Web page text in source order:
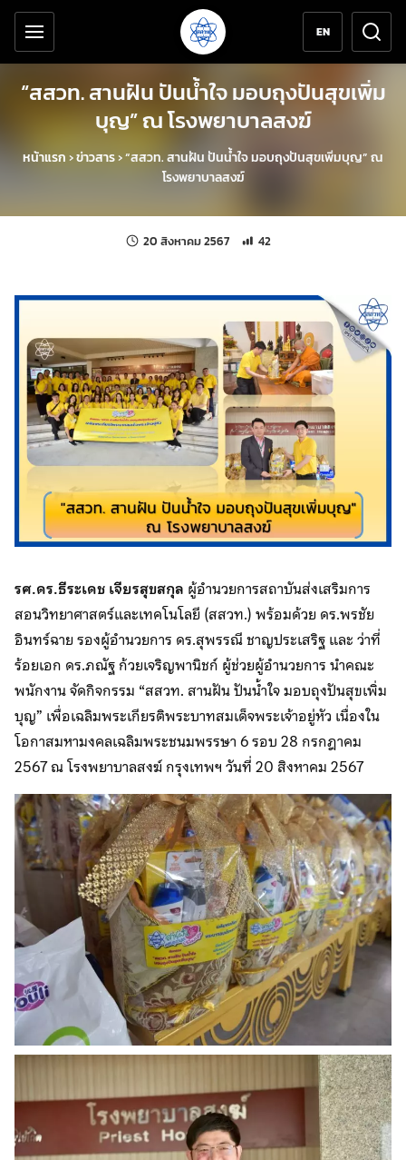
ข้ามไปยังเนื้อหาหลัก
เครื่องมือช่วยเหลือ
EN
“สสวท. สานฝัน ปันน้ำใจ มอบถุงปันสุขเพิ่ม
บุญ” ณ โรงพยาบาลสงฆ์
หน้าแรก›ข่าวสาร›“สสวท. สานฝัน ปันน้ำใจ มอบถุงปันสุขเพิ่มบุญ” ณ
โรงพยาบาลสงฆ์
20 สิงหาคม 2567 แก้ไขล่าสุดเมื่อ:
จำนวนการเข้าชม 42 ครั้ง
42
รศ.ดร.ธีระเดช เจียรสุขสกุล ผู้อำนวยการสถาบันส่งเสริมการ
สอนวิทยาศาสตร์และเทคโนโลยี (สสวท.) พร้อมด้วย ดร.พรชัย
อินทร์ฉาย รองผู้อำนวยการ ดร.สุพรรณี ชาญประเสริฐ และ ว่าที่
ร้อยเอก ดร.ภณัฐ ก้วยเจริญพานิชก์ ผู้ช่วยผู้อำนวยการ นำคณะ
พนักงาน จัดกิจกรรม “สสวท. สานฝัน ปันน้ำใจ มอบถุงปันสุขเพิ่ม
บุญ” เพื่อเฉลิมพระเกียรติพระบาทสมเด็จพระเจ้าอยู่หัว เนื่องใน
โอกาสมหามงคลเฉลิมพระชนมพรรษา 6 รอบ 28 กรกฎาคม
2567 ณ โรงพยาบาลสงฆ์ กรุงเทพฯ วันที่ 20 สิงหาคม 2567